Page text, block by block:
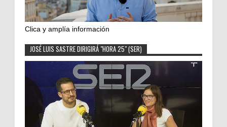
Clica y amplía información
JOSÉ LUIS SASTRE DIRIGIRÁ "HORA 25" (SER)